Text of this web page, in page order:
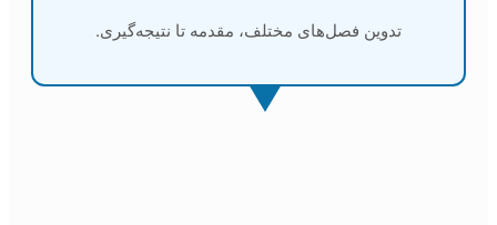
تدوین فصل‌های مختلف، مقدمه تا نتیجه‌گیری.